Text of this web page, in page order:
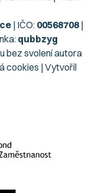
| IČO: 00568708|
qubbzyg
bez svolení autora
cookies | Vytvořil